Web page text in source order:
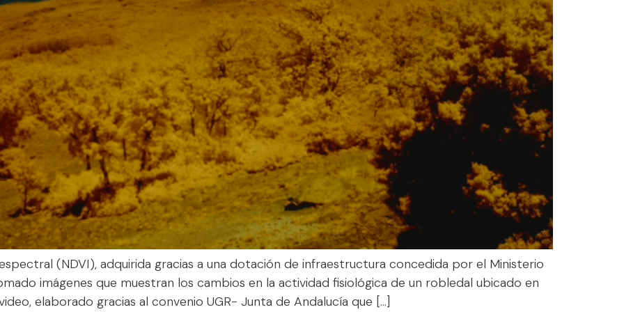
(NDVI), adquirida gracias a una dotación de infraestructura concedida por el Ministerio
imágenes que muestran los cambios en la actividad fisiológica de un robledal ubicado en
elaborado gracias al convenio UGR- Junta de Andalucía que […]